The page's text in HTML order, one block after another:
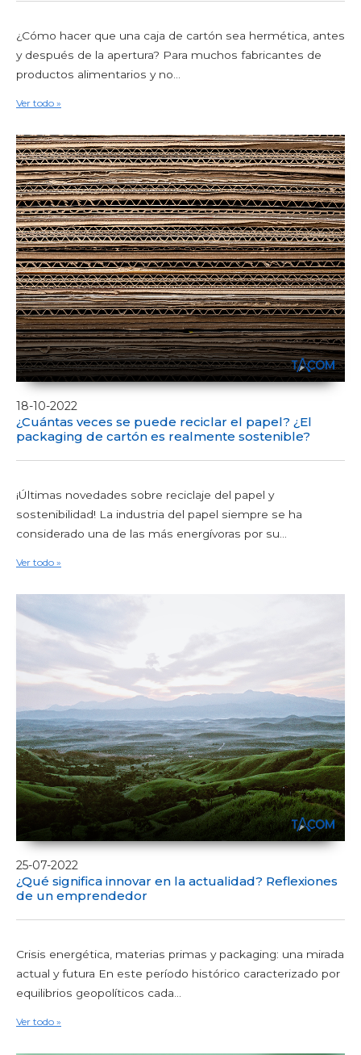
¿Cómo hacer que una caja de cartón sea hermética, antes
y después de la apertura? Para muchos fabricantes de
productos alimentarios y no...
Ver todo »
18-10-2022
¿Cuántas veces se puede reciclar el papel? ¿El
packaging de cartón es realmente sostenible?
¡Últimas novedades sobre reciclaje del papel y
sostenibilidad! La industria del papel siempre se ha
considerado una de las más energívoras por su...
Ver todo »
25-07-2022
¿Qué significa innovar en la actualidad? Reflexiones
de un emprendedor
Crisis energética, materias primas y packaging: una mirada
actual y futura En este período histórico caracterizado por
equilibrios geopolíticos cada...
Ver todo »